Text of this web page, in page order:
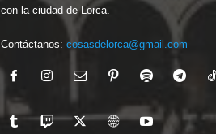
con la ciudad de Lorca.
Contáctanos: cosasdelorca@gmail.com